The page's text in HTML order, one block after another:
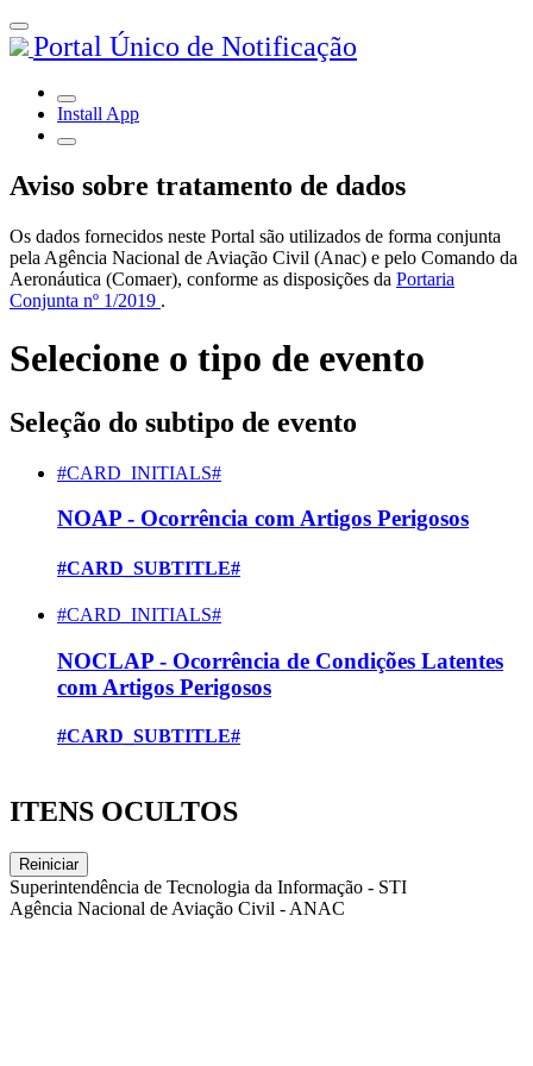
Portal Único de Notificação
Install App
Aviso sobre tratamento de dados
Os dados fornecidos neste Portal são utilizados de forma conjunta
pela Agência Nacional de Aviação Civil (Anac) e pelo Comando da
Aeronáutica (Comaer), conforme as disposições da Portaria
Conjunta nº 1/2019 .
Selecione o tipo de evento
Seleção do subtipo de evento
#CARD_INITIALS#
NOAP - Ocorrência com Artigos Perigosos
#CARD_SUBTITLE#
#CARD_INITIALS#
NOCLAP - Ocorrência de Condições Latentes
com Artigos Perigosos
#CARD_SUBTITLE#
ITENS OCULTOS
Reiniciar
Superintendência de Tecnologia da Informação - STI
Agência Nacional de Aviação Civil - ANAC